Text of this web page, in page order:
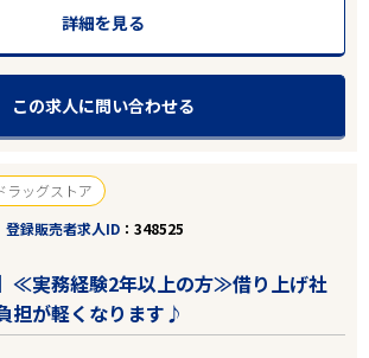
詳細を見る
この求人に問い合わせる
ラッグストア
登録販売者求人ID 348525
≪実務経験2年以上の方≫借り上げ社
担が軽くなります♪